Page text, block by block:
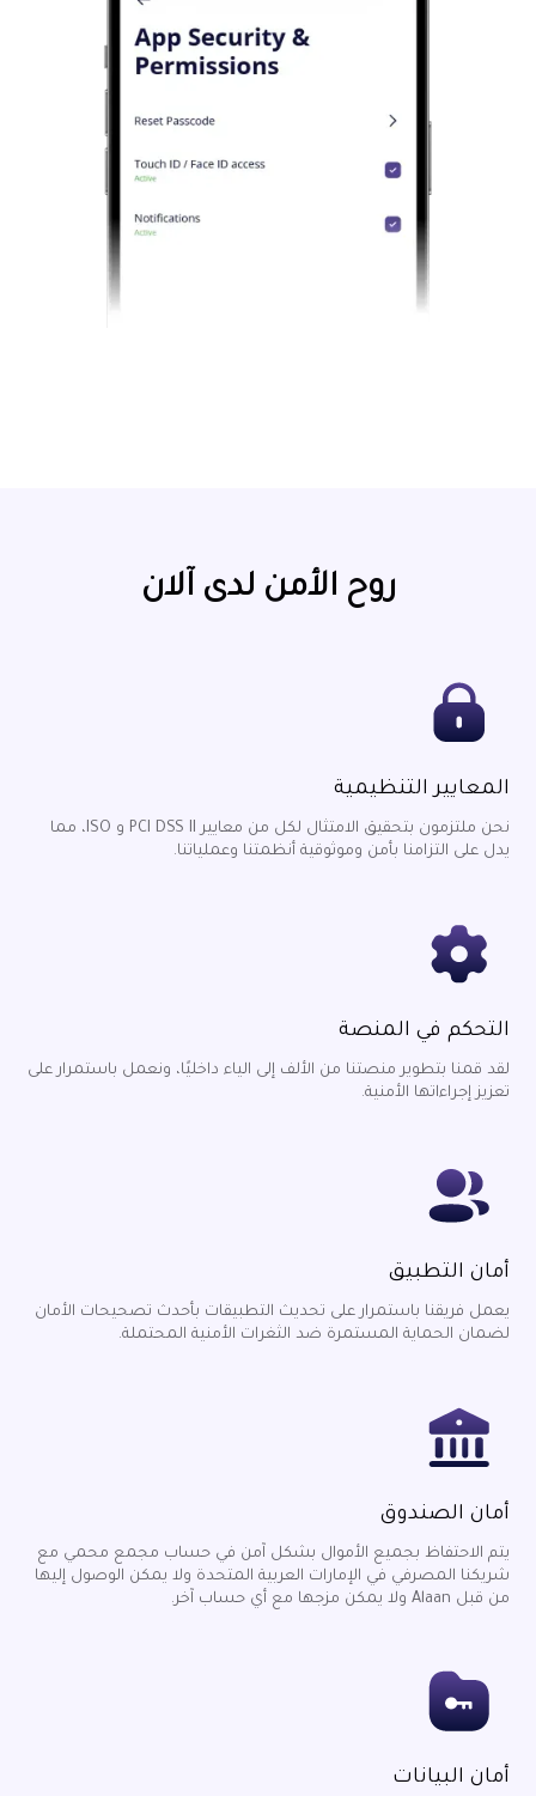
روح الأمن لدى آلان
المعايير التنظيمية
نحن ملتزمون بتحقيق الامتثال لكل من معايير PCI DSS II و ISO، مما
يدل على التزامنا بأمن وموثوقية أنظمتنا وعملياتنا.
التحكم في المنصة
لقد قمنا بتطوير منصتنا من الألف إلى الياء داخليًا، ونعمل باستمرار على
تعزيز إجراءاتها الأمنية.
أمان التطبيق
يعمل فريقنا باستمرار على تحديث التطبيقات بأحدث تصحيحات الأمان
لضمان الحماية المستمرة ضد الثغرات الأمنية المحتملة.
أمان الصندوق
يتم الاحتفاظ بجميع الأموال بشكل آمن في حساب مجمع محمي مع
شريكنا المصرفي في الإمارات العربية المتحدة ولا يمكن الوصول إليها
من قبل Alaan ولا يمكن مزجها مع أي حساب آخر.
أمان البيانات